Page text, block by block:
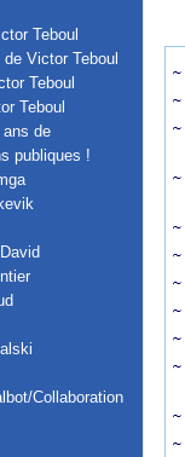
Teboul
Victor Teboul
Teboul
Teboul
de
publiques !
Collaboration